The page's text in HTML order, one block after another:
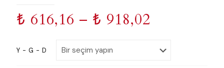
₺ 616,16 – ₺ 918,02
₺ 616,16
Y - G - D